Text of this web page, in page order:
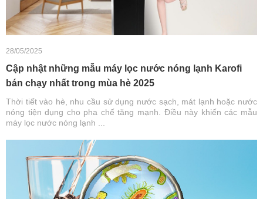
28/05/2025
Cập nhật những mẫu máy lọc nước nóng lạnh Karofi
bán chạy nhất trong mùa hè 2025
Thời tiết vào hè, nhu cầu sử dụng nước sạch, mát lạnh hoặc nước
nóng tiện dụng cho pha chế tăng mạnh. Điều này khiến các mẫu
máy lọc nước nóng lạnh ...